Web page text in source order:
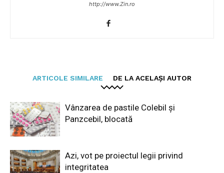
http://www.Zin.ro
ARTICOLE SIMILARE DE LA ACELAȘI AUTOR
Vânzarea de pastile Colebil și
Panzcebil, blocată
Azi, vot pe proiectul legii privind
integritatea